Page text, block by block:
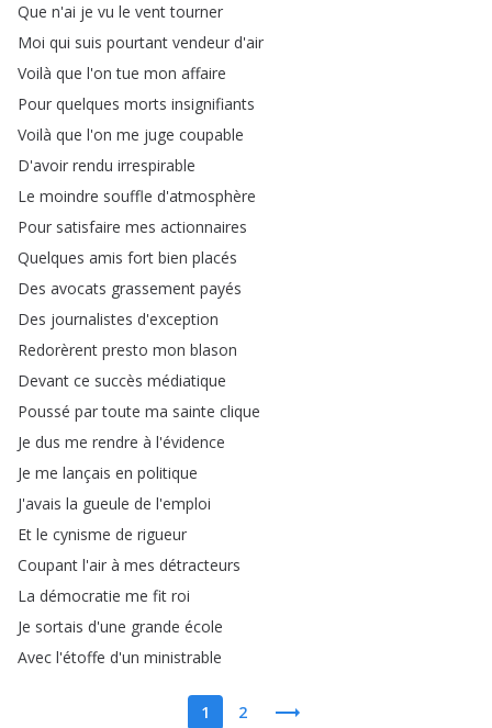
Que n'ai je vu le vent tourner
Moi qui suis pourtant vendeur d'air
Voilà que l'on tue mon affaire
Pour quelques morts insignifiants
Voilà que l'on me juge coupable
D'avoir rendu irrespirable
Le moindre souffle d'atmosphère
Pour satisfaire mes actionnaires
Quelques amis fort bien placés
Des avocats grassement payés
Des journalistes d'exception
Redorèrent presto mon blason
Devant ce succès médiatique
Poussé par toute ma sainte clique
Je dus me rendre à l'évidence
Je me lançais en politique
J'avais la gueule de l'emploi
Et le cynisme de rigueur
Coupant l'air à mes détracteurs
La démocratie me fit roi
Je sortais d'une grande école
Avec l'étoffe d'un ministrable
1 2